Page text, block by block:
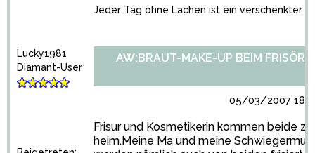
Jeder Tag ohne Lachen ist ein verschenkter
Lucky1981
Diamant-User
AW:BRAUT-MAKE-UP BEIM FRISÖR?
05/03/2007
Frisur und Kosmetikerin kommen beide zu
heim.Meine Ma und meine